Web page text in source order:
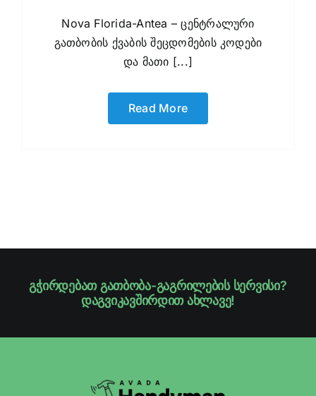
Nova Florida-Antea – ცენტრალური
გათბობის ქვაბის შეცდომების კოდები
და მათი [...]
Read More
გჭირდებათ გათბობა-გაგრილების სერვისი?
დაგვიკავშირდით ახლავე!